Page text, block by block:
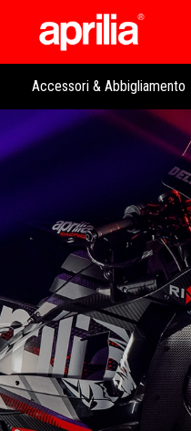
Accessori & Abbigliamento